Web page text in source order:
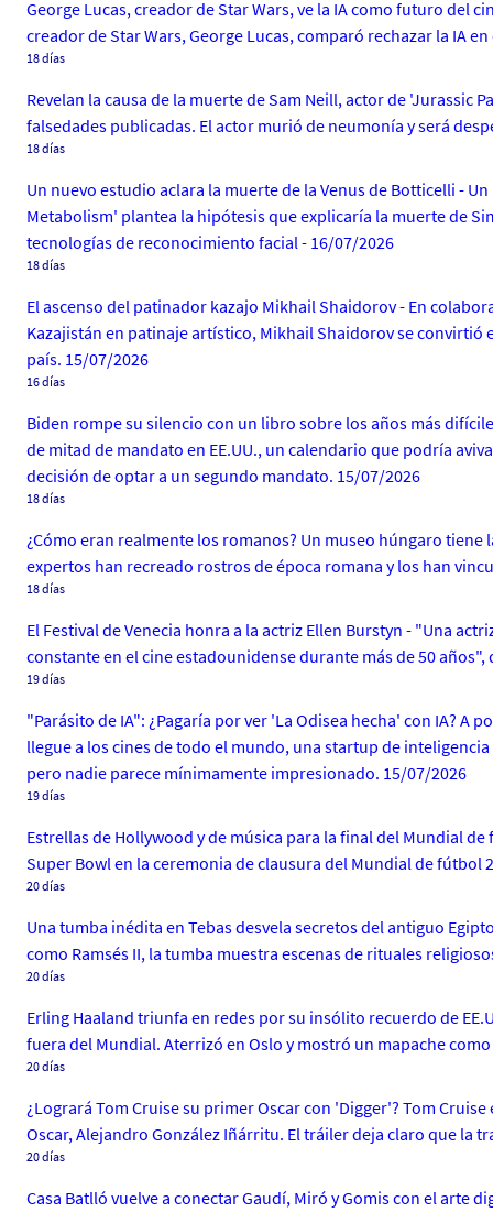
George Lucas, creador de Star Wars, ve la IA como futuro del
creador de Star Wars, George Lucas, comparó rechazar la IA
18 días
Revelan la causa de la muerte de Sam Neill, actor de
falsedades publicadas. El actor murió de neumonía y será
18 días
Un nuevo estudio aclara la muerte de la Venus de Botticelli -
Metabolism' plantea la hipótesis que explicaría la muerte de
tecnologías de reconocimiento facial - 16/07/2026
18 días
El ascenso del patinador kazajo Mikhail Shaidorov - En
Kazajistán en patinaje artístico, Mikhail Shaidorov se
país. 15/07/2026
16 días
Biden rompe su silencio con un libro sobre los años más
de mitad de mandato en EE.UU., un calendario que podría
decisión de optar a un segundo mandato. 15/07/2026
18 días
¿Cómo eran realmente los romanos? Un museo húngaro
expertos han recreado rostros de época romana y los han
18 días
El Festival de Venecia honra a la actriz Ellen Burstyn - "Una
constante en el cine estadounidense durante más de 50
19 días
"Parásito de IA": ¿Pagaría por ver 'La Odisea hecha' con IA? A
llegue a los cines de todo el mundo, una startup de
pero nadie parece mínimamente impresionado. 15/07/2026
19 días
Estrellas de Hollywood y de música para la final del Mundial
Super Bowl en la ceremonia de clausura del Mundial de fútbol
20 días
Una tumba inédita en Tebas desvela secretos del antiguo
como Ramsés II, la tumba muestra escenas de rituales
20 días
Erling Haaland triunfa en redes por su insólito recuerdo de
fuera del Mundial. Aterrizó en Oslo y mostró un mapache
20 días
¿Logrará Tom Cruise su primer Oscar con 'Digger'? Tom
Oscar, Alejandro González Iñárritu. El tráiler deja claro que la
20 días
Casa Batlló vuelve a conectar Gaudí, Miró y Gomis con el arte